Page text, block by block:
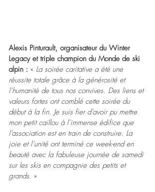
Alexis Pinturault, organisateur du Winter
Legacy et triple champion du Monde de ski
alpin : « La soirée caritative a été une
réussite totale grâce à la générosité et
l’humanité de tous nos convives. Des liens et
valeurs fortes ont comblé cette soirée du
début à la fin. Je suis fier d’avoir pu mettre
mon petit caillou à l’immense édifice que
l’association est en train de construire. La
joie et l’unité ont terminé ce week-end en
beauté avec la fabuleuse journée de samedi
sur les skis en compagnie des petits et
grands. »